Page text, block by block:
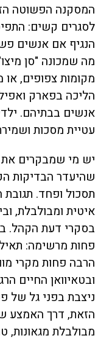
המסקנה הפשוטה
לסגרים קשים:
הנגיף אם אנשים
מה שמכונה "סן
מקומות צפופים,
הליכה בפארק
אנשים בבתיהם.
עטיית מסכות
יש מי שמבקרים את
שהיעדר הבדיקות
תסכול ופחד. תגובת
איטית ומבולבלת,
בסקרי דעת הקהל.
פחות מרשימה:
הרבה פחות מקרי
ובטאיוואן החיים
ניצבת בפני גל של
הזאת, דרך האמצע
מבולבלת מגאונות,